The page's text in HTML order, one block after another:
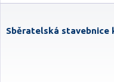
Sběratelská stavebnice